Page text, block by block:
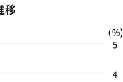
移